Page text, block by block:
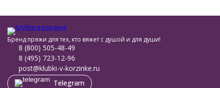
Бренд пряжи для тех, кто вяжет с душой и для души!
8 (800) 505-48-49
8 (495) 723-12-96
post@klubki-v-korzinke.ru
Telegram